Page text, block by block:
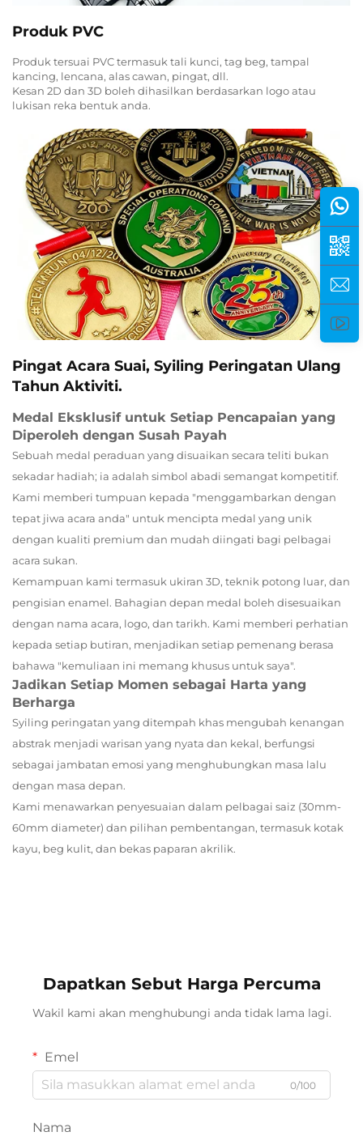
Produk PVC
Produk tersuai PVC termasuk tali kunci, tag beg, tampal
kancing, lencana, alas cawan, pingat, dll.
Kesan 2D dan 3D boleh dihasilkan berdasarkan logo atau
lukisan reka bentuk anda.
Pingat Acara Suai, Syiling Peringatan Ulang
Tahun Aktiviti.
Medal Eksklusif untuk Setiap Pencapaian yang
Diperoleh dengan Susah Payah
Sebuah medal peraduan yang disuaikan secara teliti bukan
sekadar hadiah; ia adalah simbol abadi semangat kompetitif.
Kami memberi tumpuan kepada "menggambarkan dengan
tepat jiwa acara anda" untuk mencipta medal yang unik
dengan kualiti premium dan mudah diingati bagi pelbagai
acara sukan.
Kemampuan kami termasuk ukiran 3D, teknik potong luar, dan
pengisian enamel. Bahagian depan medal boleh disesuaikan
dengan nama acara, logo, dan tarikh. Kami memberi perhatian
kepada setiap butiran, menjadikan setiap pemenang berasa
bahawa "kemuliaan ini memang khusus untuk saya".
Jadikan Setiap Momen sebagai Harta yang
Berharga
Syiling peringatan yang ditempah khas mengubah kenangan
abstrak menjadi warisan yang nyata dan kekal, berfungsi
sebagai jambatan emosi yang menghubungkan masa lalu
dengan masa depan.
Kami menawarkan penyesuaian dalam pelbagai saiz (30mm-
60mm diameter) dan pilihan pembentangan, termasuk kotak
kayu, beg kulit, dan bekas paparan akrilik.
Dapatkan Sebut Harga Percuma
Wakil kami akan menghubungi anda tidak lama lagi.
Emel
0/100
Nama